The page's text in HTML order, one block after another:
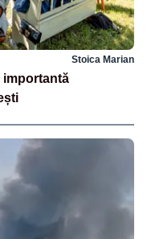
Stoica Marian
importantă